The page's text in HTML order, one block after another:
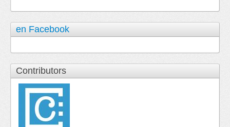
en Facebook
Contributors